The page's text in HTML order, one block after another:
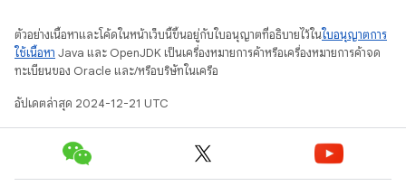
ตัวอย่างเนื้อหาและโค้ดในหน้าเว็บนี้ขึ้นอยู่กับใบอนุญาตที่อธิบายไว้ในใบอนุญาตการ
ใช้เนื้อหา Java และ OpenJDK เป็นเครื่องหมายการค้าหรือเครื่องหมายการค้าจด
ทะเบียนของ Oracle และ/หรือบริษัทในเครือ
อัปเดตล่าสุด 2024-12-21 UTC